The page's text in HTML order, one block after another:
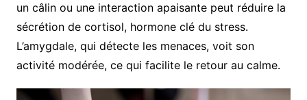
un câlin ou une interaction apaisante peut réduire la
sécrétion de cortisol, hormone clé du stress.
L’amygdale, qui détecte les menaces, voit son
activité modérée, ce qui facilite le retour au calme.